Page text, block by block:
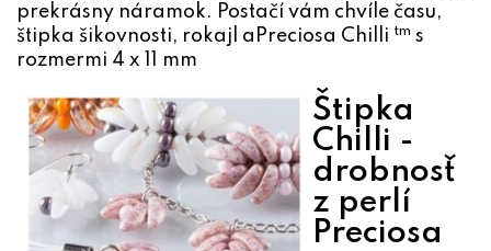
prekrásny náramok. Postačí vám chvíle času,
štipka šikovnosti, rokajl a Preciosa Chilli tm s
rozmermi 4 x 11 mm
Štipka
Chilli -
drobnosť
z perlí
Preciosa